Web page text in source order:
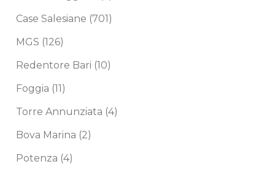
Case Salesiane (701)
MGS (126)
Redentore Bari (10)
Foggia (11)
Torre Annunziata (4)
Bova Marina (2)
Potenza (4)